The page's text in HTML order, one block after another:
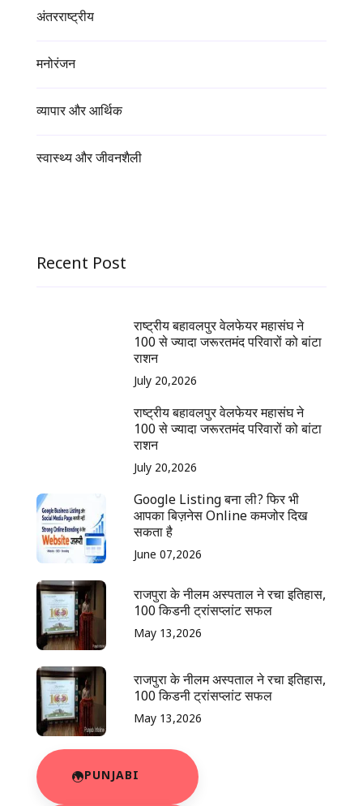
अंतरराष्ट्रीय
मनोरंजन
व्यापार और आर्थिक
स्वास्थ्य और जीवनशैली
Recent Post
राष्ट्रीय बहावलपुर वेलफेयर महासंघ ने
100 से ज्यादा जरूरतमंद परिवारों को बांटा
राशन
July 20,2026
राष्ट्रीय बहावलपुर वेलफेयर महासंघ ने
100 से ज्यादा जरूरतमंद परिवारों को बांटा
राशन
July 20,2026
Google Listing बना ली? फिर भी
आपका बिज़नेस Online कमजोर दिख
सकता है
June 07,2026
राजपुरा के नीलम अस्पताल ने रचा इतिहास,
100 किडनी ट्रांसप्लांट सफल
May 13,2026
राजपुरा के नीलम अस्पताल ने रचा इतिहास,
100 किडनी ट्रांसप्लांट सफल
May 13,2026
PUNJABI